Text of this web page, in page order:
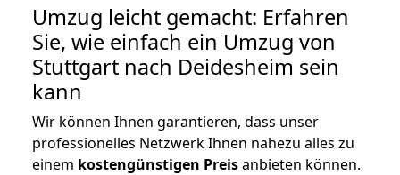
Umzug leicht gemacht: Erfahren
Sie, wie einfach ein Umzug von
Stuttgart nach Deidesheim sein
kann
Wir können Ihnen garantieren, dass unser
professionelles Netzwerk Ihnen nahezu alles zu
einem kostengünstigen Preisanbieten können.